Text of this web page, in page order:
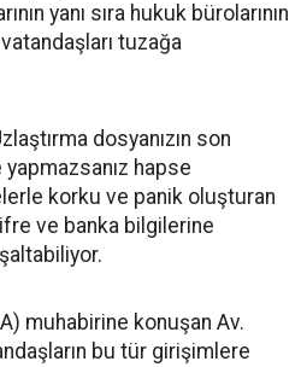
yanı sıra hukuk bürolarının
tuzağa
dosyanızın son
hapse
korku ve panik oluşturan
ve banka bilgilerine
muhabirine konuşan Av.
bu tür girişimlere